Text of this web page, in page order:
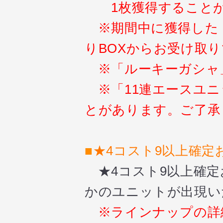
1枚獲得すること
※期間中に獲得した
りBOXからお受け取
※「ルーキーガシャ
※「11連エースユニ
とがあります。ご了
■★4コスト9以上確定
★4コスト9以上確定
かのユニットが出現
※ラインナップの